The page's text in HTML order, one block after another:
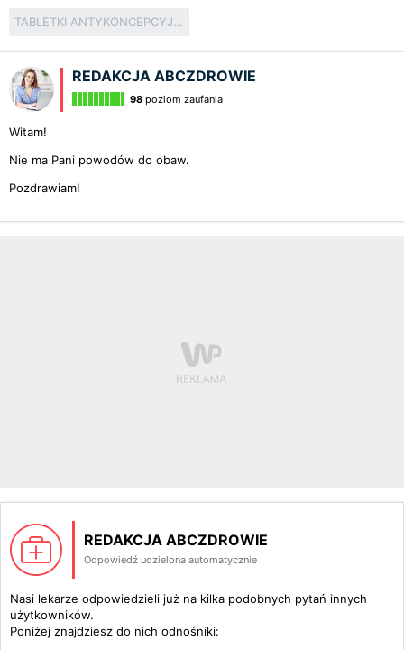
TABLETKI ANTYKONCEPCYJNE
REDAKCJA ABCZDROWIE
98 poziom zaufania
Witam!
Nie ma Pani powodów do obaw.
Pozdrawiam!
REDAKCJA ABCZDROWIE
Odpowiedź udzielona automatycznie
Nasi lekarze odpowiedzieli już na kilka podobnych pytań innych
użytkowników.
Poniżej znajdziesz do nich odnośniki: